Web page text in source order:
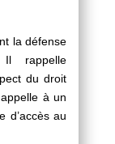
la défense
rappelle
du droit
à un
d’accès au